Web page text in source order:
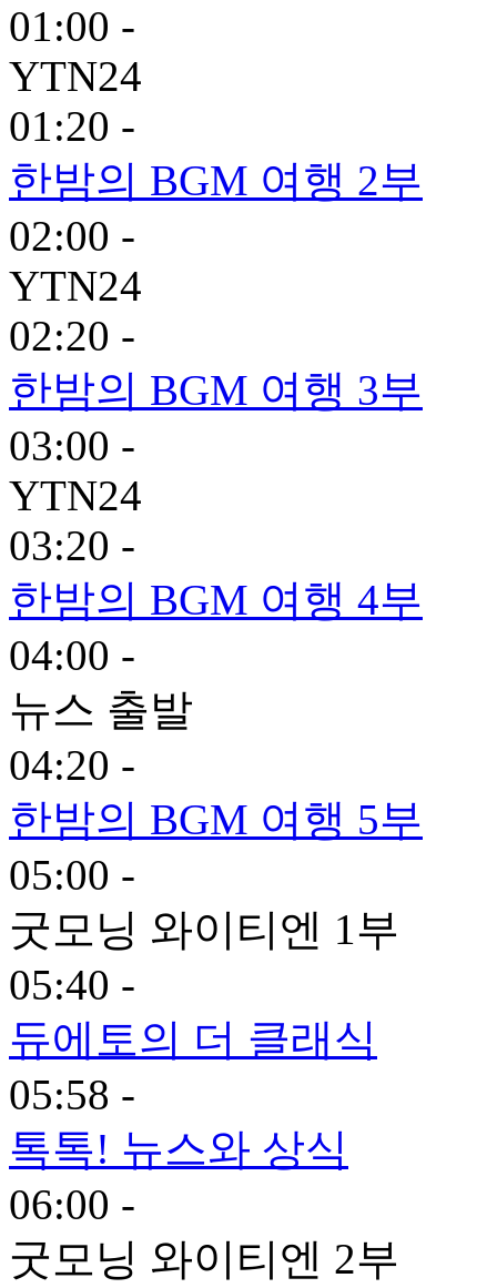
01:00 -
YTN24
01:20 -
한밤의 BGM 여행 2부
02:00 -
YTN24
02:20 -
한밤의 BGM 여행 3부
03:00 -
YTN24
03:20 -
한밤의 BGM 여행 4부
04:00 -
뉴스 출발
04:20 -
한밤의 BGM 여행 5부
05:00 -
굿모닝 와이티엔 1부
05:40 -
듀에토의 더 클래식
05:58 -
톡톡! 뉴스와 상식
06:00 -
굿모닝 와이티엔 2부